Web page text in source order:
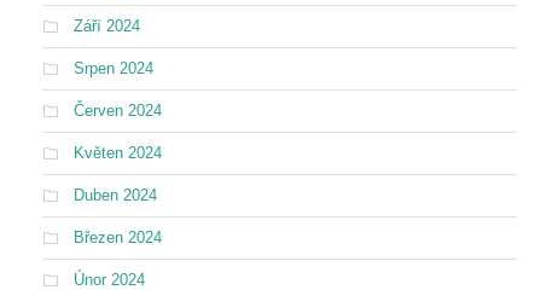
Září 2024
Srpen 2024
Červen 2024
Květen 2024
Duben 2024
Březen 2024
Únor 2024